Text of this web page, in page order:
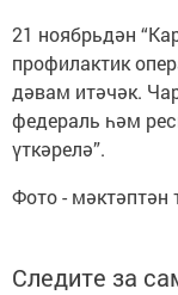
21 ноябрьдән
профилактик
дәвам итәчәк.
федераль һәм
үткәрелә”.
Фото -
Следите за